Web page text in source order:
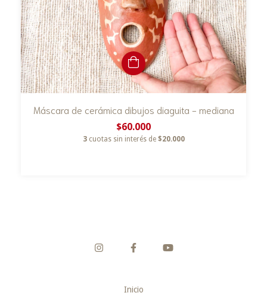
Máscara de cerámica dibujos diaguita - mediana
$60.000
3 cuotas sin interés de $20.000
Inicio